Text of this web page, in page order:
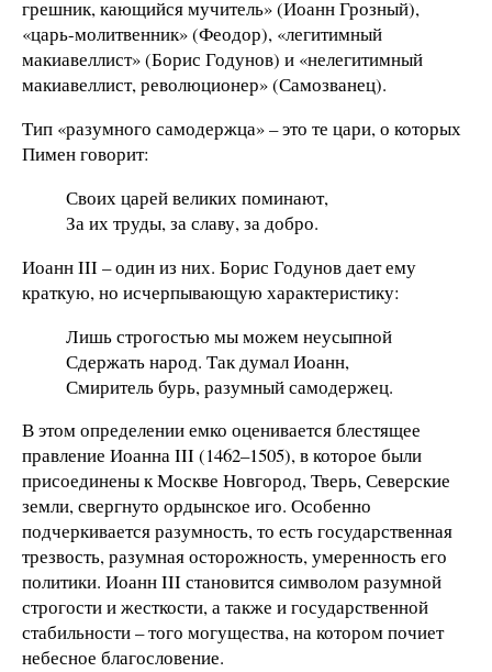
грешник, кающийся мучитель» (Иоанн Грозный),
«царь-молитвенник» (Феодор), «легитимный
макиавеллист» (Борис Годунов) и «нелегитимный
макиавеллист, революционер» (Самозванец).
Тип «разумного самодержца» – это те цари, о которых
Пимен говорит:
Своих царей великих поминают,
За их труды, за славу, за добро.
Иоанн III – один из них. Борис Годунов дает ему
краткую, но исчерпывающую характеристику:
Лишь строгостью мы можем неусыпной
Сдержать народ. Так думал Иоанн,
Смиритель бурь, разумный самодержец.
В этом определении емко оценивается блестящее
правление Иоанна III (1462–1505), в которое были
присоединены к Москве Новгород, Тверь, Северские
земли, свергнуто ордынское иго. Особенно
подчеркивается разумность, то есть государственная
трезвость, разумная осторожность, умеренность его
политики. Иоанн III становится символом разумной
строгости и жесткости, а также и государственной
стабильности – того могущества, на котором почиет
небесное благословение.